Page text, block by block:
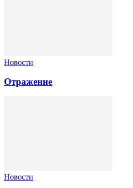
Новости
Отражение
Новости